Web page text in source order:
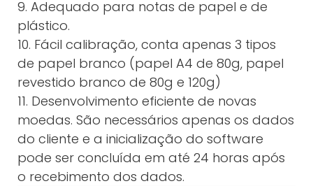
9. Adequado para notas de papel e de
plástico.
10. Fácil calibração, conta apenas 3 tipos
de papel branco (papel A4 de 80g, papel
revestido branco de 80g e 120g)
11. Desenvolvimento eficiente de novas
moedas. São necessários apenas os dados
do cliente e a inicialização do software
pode ser concluída em até 24 horas após
o recebimento dos dados.